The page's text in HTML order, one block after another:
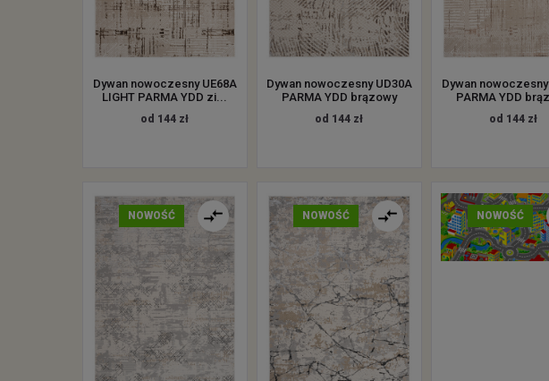
Dywan nowoczesny UE68A
LIGHT PARMA YDD zi...
od 144 zł
Dywan nowoczesny UD30A
PARMA YDD brązowy
od 144 zł
Dywan nowoczesny
PARMA YDD
od 144 zł
NOWOŚĆ NOWOŚĆ NOWOŚĆ